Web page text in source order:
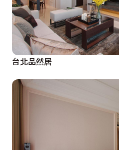
台北品然居